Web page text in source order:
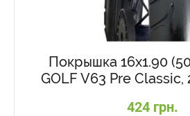
Покрышка 16x1.90
GOLF V63 Pre Classic,
424 грн.